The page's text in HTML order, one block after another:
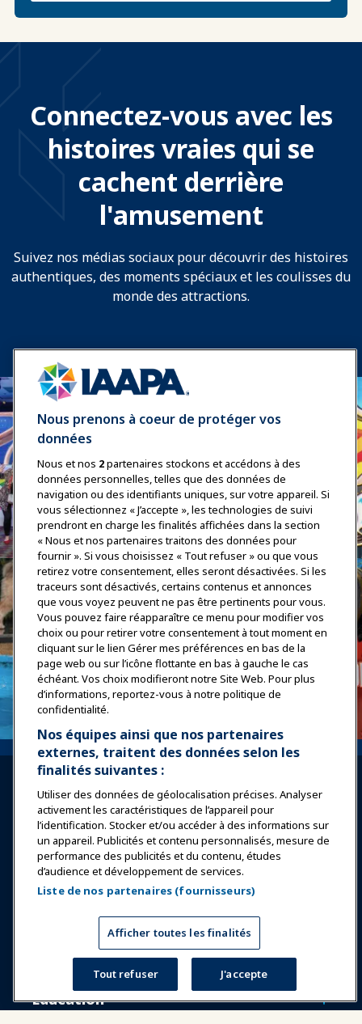
Connectez-vous avec les
histoires vraies qui se
cachent derrière
l'amusement
Suivez nos médias sociaux pour découvrir des histoires
authentiques, des moments spéciaux et les coulisses du
monde des attractions.
Se connecter Rejoindre maintenant
Récompenses Carrières
Nouvelles & Funworld
Éducation
Nous prenons à coeur de protéger vos
données
Nous et nos 2partenaires stockons et accédons à des
données personnelles, telles que des données de
navigation ou des identifiants uniques, sur votre appareil. Si
vous sélectionnez « J’accepte », les technologies de suivi
prendront en charge les finalités affichées dans la section
« Nous et nos partenaires traitons des données pour
fournir ». Si vous choisissez « Tout refuser » ou que vous
retirez votre consentement, elles seront désactivées. Si les
traceurs sont désactivés, certains contenus et annonces
que vous voyez peuvent ne pas être pertinents pour vous.
Vous pouvez faire réapparaître ce menu pour modifier vos
choix ou pour retirer votre consentement à tout moment en
cliquant sur le lien Gérer mes préférences en bas de la
page web ou sur l’icône flottante en bas à gauche le cas
échéant. Vos choix modifieront notre Site Web. Pour plus
d’informations, reportez-vous à notre politique de
confidentialité.
Nos équipes ainsi que nos partenaires
externes, traitent des données selon les
finalités suivantes :
Utiliser des données de géolocalisation précises. Analyser
activement les caractéristiques de l’appareil pour
l’identification. Stocker et/ou accéder à des informations sur
un appareil. Publicités et contenu personnalisés, mesure de
performance des publicités et du contenu, études
d’audience et développement de services.
Liste de nos partenaires (fournisseurs)
Afficher toutes les finalités
Tout refuser J'accepte